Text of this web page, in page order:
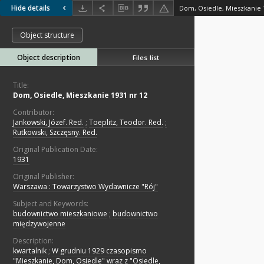
Hide details Dom, Osiedle, Mieszkanie
Object structure
Object description Files list
Title:
Dom, Osiedle, Mieszkanie 1931 nr 12
Contributor:
Jankowski, Józef. Red. ; Toeplitz, Teodor. Red. ;
Rutkowski, Szczęsny. Red.
Original Publication Date:
1931
Original Publisher:
Warszawa : Towarzystwo Wydawnicze "Rój"
Subject and Keywords:
budownictwo mieszkaniowe ; budownictwo
międzywojenne
Description:
kwartalnik ; W grudniu 1929 czasopismo
"Mieszkanie, Dom, Osiedle" wraz z "Osiedle,